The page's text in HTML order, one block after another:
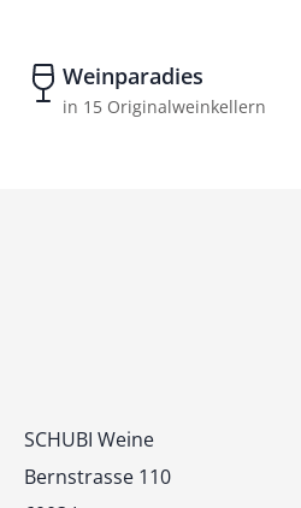
Weinparadies
in 15 Originalweinkellern
Kontakt
SCHUBI Weine
Bernstrasse 110